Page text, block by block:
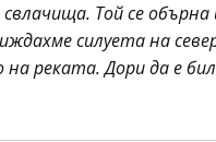
Той се
силуета на
реката. Дори да е